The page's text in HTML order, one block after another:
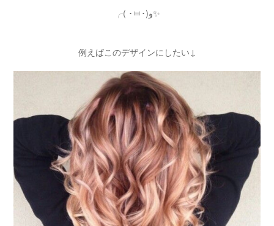
╭( ･ㅂ･)و✨
例えばこのデザインにしたい↓